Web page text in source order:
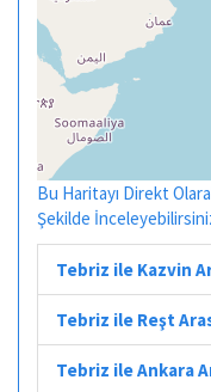
Bu Haritayı Direkt
Şekilde
Tebriz ile Kazvin
Tebriz ile Reşt
Tebriz ile Ankara